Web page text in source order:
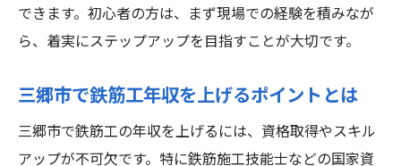
できます。初心者の方は、まず現場での経験を積みなが
ら、着実にステップアップを目指すことが大切です。
三郷市で鉄筋工年収を上げるポイントとは
三郷市で鉄筋工の年収を上げるには、資格取得やスキル
アップが不可欠です。特に鉄筋施工技能士などの国家資